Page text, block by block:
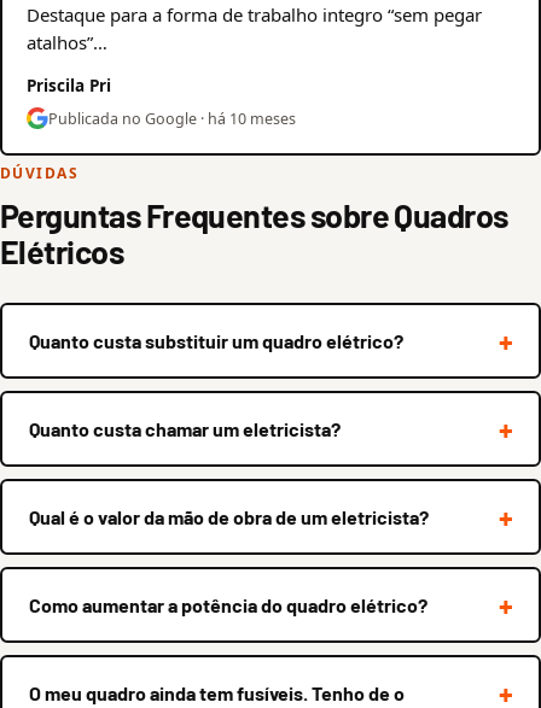
Destaque para a forma de trabalho integro “sem pegar
atalhos”…
Priscila Pri
Publicada no Google · há 10 meses
DÚVIDAS
Perguntas Frequentes sobre Quadros
Elétricos
Quanto custa substituir um quadro elétrico?
Quanto custa chamar um eletricista?
Qual é o valor da mão de obra de um eletricista?
Como aumentar a potência do quadro elétrico?
O meu quadro ainda tem fusíveis. Tenho de o